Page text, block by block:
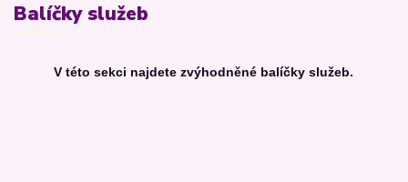
Balíčky služeb
V této sekci najdete zvýhodněné balíčky služeb.